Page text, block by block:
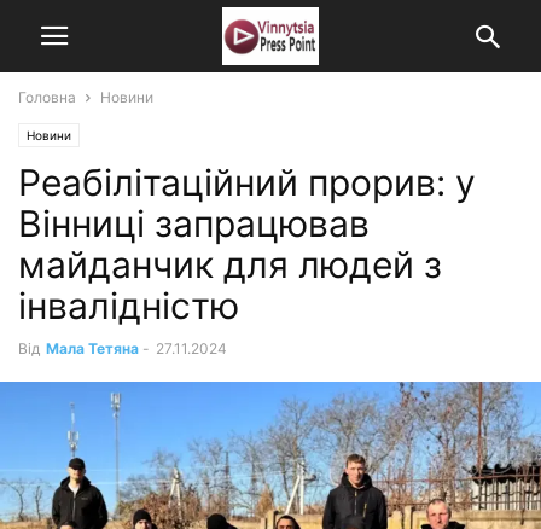
Головна Новини
Новини
Реабілітаційний прорив: у
Вінниці запрацював
майданчик для людей з
інвалідністю
Від Мала Тетяна - 27.11.2024